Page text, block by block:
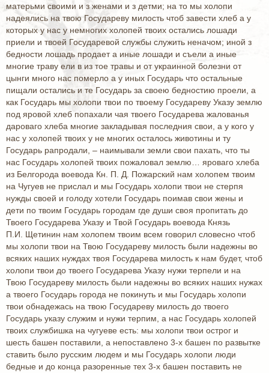
матерьми своими и з женами и з детми; на то мы холопи
надеялись на твою Государеву милость чтоб завести хлеб а у
которых у нас у немногих холопей твоих остались лошади
приели и твоей Государевой службы служить неначом; иной з
бедности лошадь продает а иные лошади и съели а иные
многие траву ели в из тое травы и от украинной болезни от
цынги много нас померло а у иных Государь что остальные
пищали остались и те Государь за своею бедностию проели, а
как Государь мы холопи твои по твоему Государеву Указу землю
под яровой хлеб попахали чая твоего Государева жалованья
дароваго хлеба многие закладывая последния свои, а у кого у
нас у холопей твоих у не многих осталось животины и ту
Государь рапродали, – наимывали земли свои пахать, что ты
нас Государь холопей твоих пожаловал землю… яроваго хлеба
из Белгорода воевода Кн. П. Д. Пожарский нам холопем твоим
на Чугуев не прислал и мы Государь холопи твои не стерпя
нужды своей и голоду хотели Государь поимав свои жены и
дети по твоим Государь городам где души своя пропитать до
Твоего Государева Указу и Твой Государь воевода Князь
П.И. Щетинин нам холопем твоим всем говорил словесно чтоб
мы холопи твои на Твою Государеву милость были надежны во
всяких наших нуждах твоя Государева милость к нам будет, чтоб
холопи твои до твоего Государева Указу нужи терпели и на
Твою Государеву милость были надежны во всяких наших нужах
а твоего Государь города не покинуть и мы Государь холопи
твои обнадежась на твою Государеву милость до твоего
Государь указу служим и нужи терпим, а нас Государь холопей
твоих службишка на чугуеве есть: мы холопи твои острог и
шесть башен поставили, а непоставлено 3-х башен по развытке
ставить было русским людем и мы Государь холопи люди
бедные и до конца разоренные тех 3-х башен поставить не